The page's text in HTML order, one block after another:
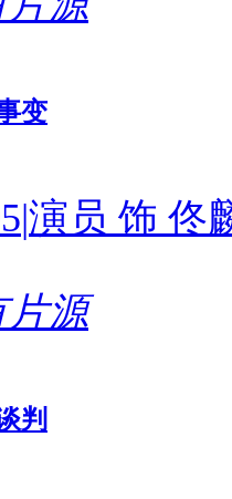
变
|演员 饰 佟
片源
判